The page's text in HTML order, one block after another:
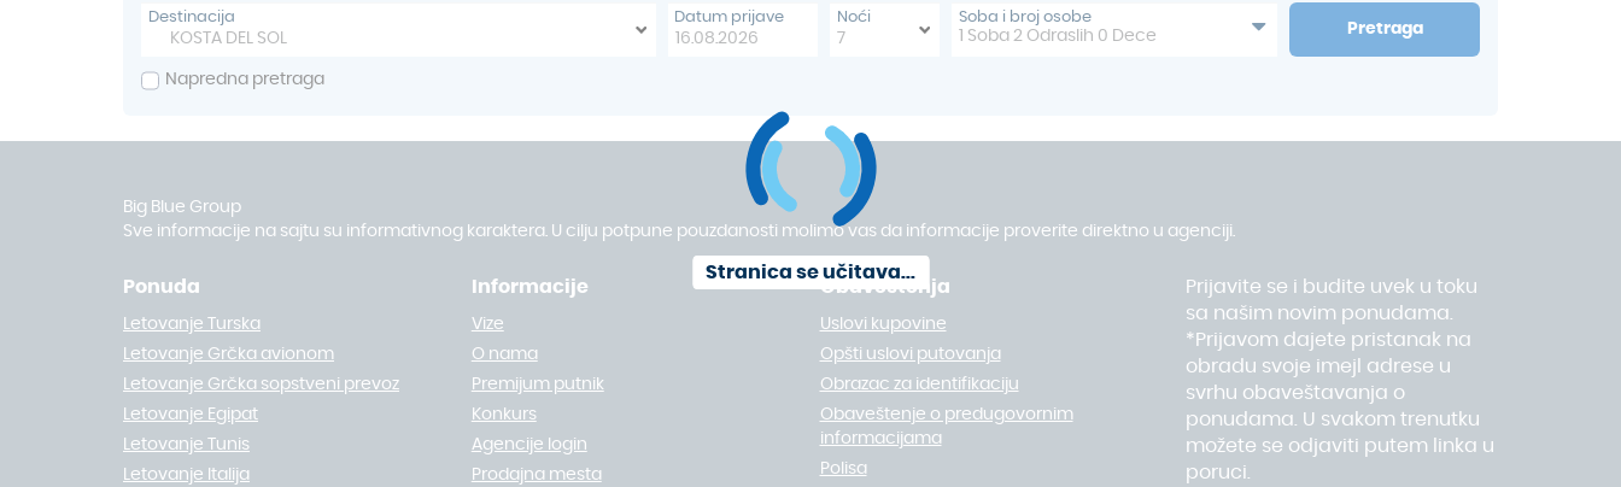
raj, jer se na ovom području nalazi više od 70 vrhunskih golf terena, poznatih
širom Evrope. Osim sunčanja i kupanja, posetioci mogu uživati i u brojnim
aktivnostima poput jedrenja, ronjenja, planinarenja i kulturnih manifestacija koje
Fuengirola i Marbelja – destinacije koje očaravaju prelepim pejzažima, plažama,
kristalno čistim morem i raznovrsnim turističkim sadržajima. Svako mesto ima
svoj jedinstveni karakter – od porodičnih resorta i zabavnih parkova do
ekskluzivnih marina i luksuznih šoping zona. Bez obzira na to da li tražite mir i
opuštanje, bogat noćni život, kulturna otkrića ili aktivan odmor, Kosta del Sol nudi
Destinacija Datum prijave Noći Soba i broj osobe
Soba 2 Odraslih 0 Dece Pretraga
Napredna pretraga
Big Blue Group
Sve informacije na sajtu su informativnog karaktera. U cilju potpune pouzdanosti molimo vas da informacije proverite direktno u agenciji.
Ponuda
Letovanje Turska
Letovanje Grčka avionom
Letovanje Grčka sopstveni prevoz
Letovanje Egipat
Letovanje Tunis
Letovanje Italija
Informacije
Vize
O nama
Premijum putnik
Konkurs
Agencije login
Prodajna mesta
Obaveštenja
Uslovi kupovine
Opšti uslovi putovanja
Obrazac za identifikaciju
Obaveštenje o predugovornim
informacijama
Polisa
Prijavite se i budite uvek u toku
sa našim novim ponudama.
*Prijavom dajete pristanak na
obradu svoje imejl adrese u
svrhu obaveštavanja o
ponudama. U svakom trenutku
možete se odjaviti putem linka u
poruci.
Stranica se učitava...